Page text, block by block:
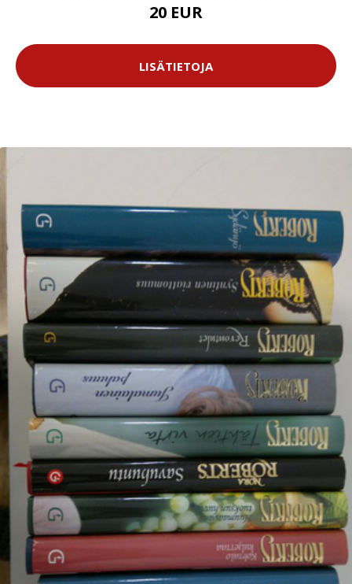
20 EUR
LISÄTIETOJA